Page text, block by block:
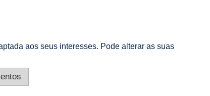
aos seus interesses. Pode alterar as suas